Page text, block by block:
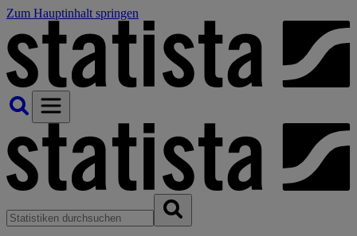
Zum Hauptinhalt springen